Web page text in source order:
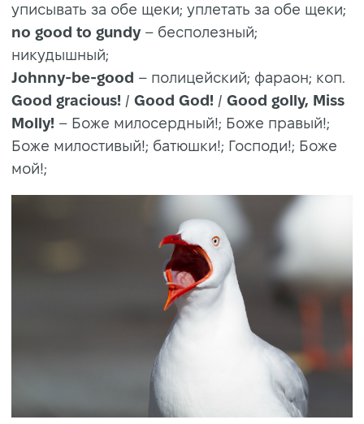
уписывать за обе щеки; уплетать за обе щеки;
no good to gundy – бесполезный;
никудышный;
Johnny-be-good – полицейский; фараон; коп.
Good gracious! / Good God! / Good golly, Miss
Molly! – Боже милосердный!; Боже правый!;
Боже милостивый!; батюшки!; Господи!; Боже
мой!;